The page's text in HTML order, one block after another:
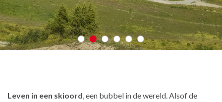
Leven in een skioord, een bubbel in de wereld. Alsof de